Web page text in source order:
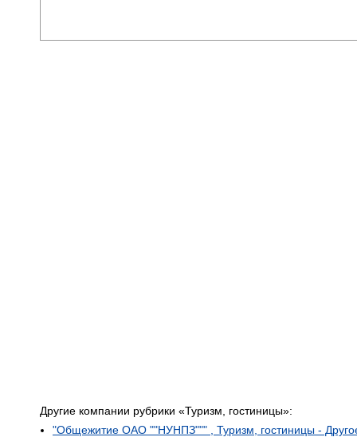
Другие компании рубрики «Туризм, гостиницы»:
"Общежитие ОАО ""НУНПЗ""" , Туризм, гостиницы -